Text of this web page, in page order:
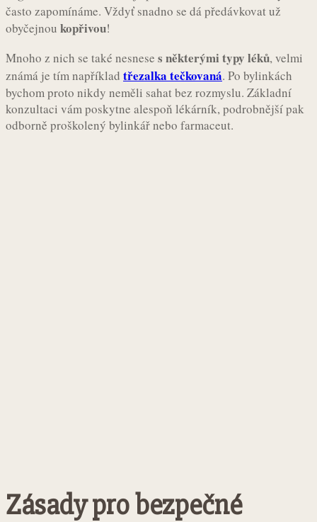
často zapomínáme. Vždyť snadno se dá předávkovat už
obyčejnou kopřivou!
Mnoho z nich se také nesnese s některými typy léků, velmi
známá je tím například třezalka tečkovaná. Po bylinkách
bychom proto nikdy neměli sahat bez rozmyslu. Základní
konzultaci vám poskytne alespoň lékárník, podrobnější pak
odborně proškolený bylinkář nebo farmaceut.
Zásady pro bezpečné